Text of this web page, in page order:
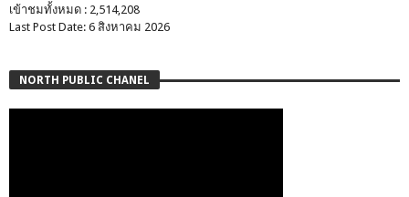
เข้าชมทั้งหมด : 2,514,208
Last Post Date: 6 สิงหาคม 2026
NORTH PUBLIC CHANEL